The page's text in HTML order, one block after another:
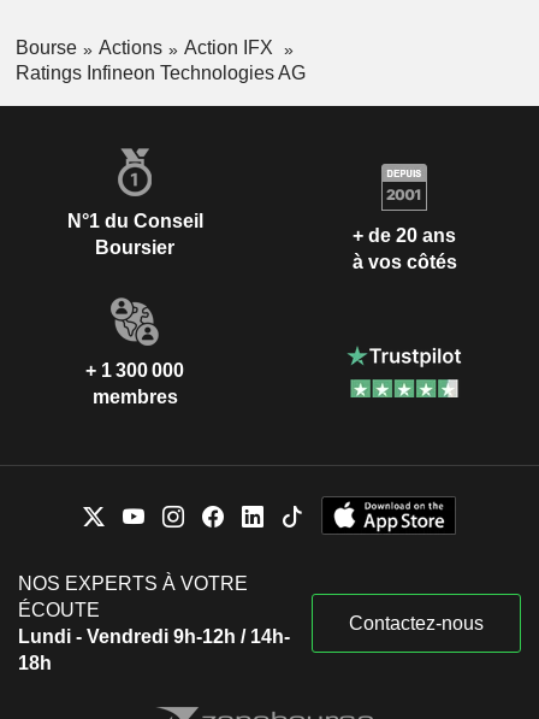
Bourse Actions
Action IFX
Ratings Infineon Technologies AG
N°1 du Conseil
Boursier
+ de 20 ans
à vos côtés
+ 1 300 000
membres
NOS EXPERTS À VOTRE
ÉCOUTE
Lundi - Vendredi 9h-12h / 14h-
18h
Contactez-nous